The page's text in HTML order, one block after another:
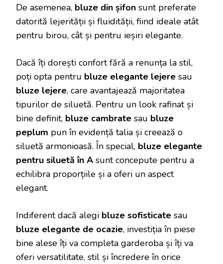
De asemenea, bluze din șifon sunt preferate
datorită lejerității și fluidității, fiind ideale atât
pentru birou, cât și pentru ieșiri elegante.
Dacă îți dorești confort fără a renunța la stil,
poți opta pentru bluze elegante lejere sau
bluze lejere, care avantajează majoritatea
tipurilor de siluetă. Pentru un look rafinat și
bine definit, bluze cambrate sau bluze
peplum pun în evidență talia și creează o
siluetă armonioasă. În special, bluze elegante
pentru siluetă în A sunt concepute pentru a
echilibra proporțiile și a oferi un aspect
elegant.
Indiferent dacă alegi bluze sofisticate sau
bluze elegante de ocazie, investiția în piese
bine alese îți va completa garderoba și îți va
oferi versatilitate, stil și încredere în orice